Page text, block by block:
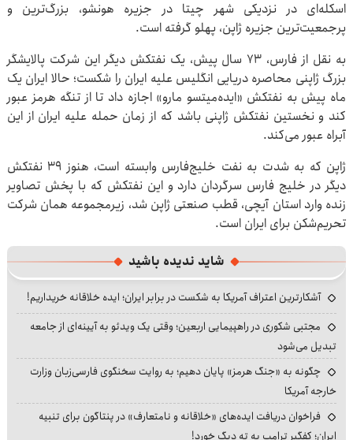
اسکله‌ای در نزدیکی شهر چیتا در جزیره هونشو، بزرگ‌ترین و
پرجمعیت‌ترین جزیره ژاپن، پهلو گرفته است.
به نقل از فارس، ۷۳ سال پیش، یک نفتکش دیگر این شرکت پالایشگر
بزرگ ژاپنی محاصره دریایی انگلیس علیه ایران را شکست؛ حالا ایران یک
ماه پیش به نفتکش «ایده‌میتسو مارو» اجازه داد تا از تنگه هرمز عبور
کند و نخستین نفتکش ژاپنی باشد که از زمان حمله علیه ایران از این
آبراه عبور می‌کند.
ژاپن که به شدت به نفت خلیج‌فارس وابسته است، هنوز ۳۹ نفتکش
دیگر در خلیج فارس سرگردان دارد و این نفتکش که با پخش تصاویر
زنده وارد استان آیچی، قطب صنعتی ژاپن شد، زیرمجموعه همان شرکت
تحریم‌شکن برای ایران است.
شاید ندیده باشید
آشکارترین اعتراف آمریکا به شکست در برابر ایران؛ ایده خلاقانه خریداریم!
مجتبی شکوری در راهپیمایی اربعین؛ وقتی یک ویدئو به آیینه‌ای از جامعه
تبدیل می‌شود
چگونه به «جنگ هرمز» پایان دهیم؛ به روایت سخنگوی فارسی‌زبان وزارت
خارجه آمریکا
فراخوان دریافت ایده‌های «خلاقانه و نامتعارف» در پنتاگون برای تنبیه
ایران؛ کفگیر ترامپ به ته دیگ خورد!